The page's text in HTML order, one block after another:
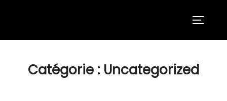
Catégorie : Uncategorized